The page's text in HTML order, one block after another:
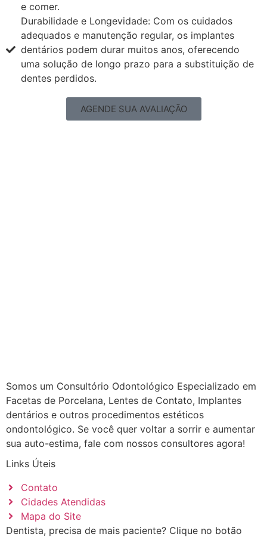
e comer.
Durabilidade e Longevidade: Com os cuidados
adequados e manutenção regular, os implantes
dentários podem durar muitos anos, oferecendo
uma solução de longo prazo para a substituição de
dentes perdidos.
AGENDE SUA AVALIAÇÃO
Somos um Consultório Odontológico Especializado em
Facetas de Porcelana, Lentes de Contato, Implantes
dentários e outros procedimentos estéticos
ondontológico. Se você quer voltar a sorrir e aumentar
sua auto-estima, fale com nossos consultores agora!
Links Úteis
Contato
Cidades Atendidas
Mapa do Site
Dentista, precisa de mais paciente? Clique no botão